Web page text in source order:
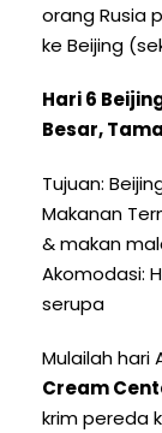
orang Rusia
ke Beijing
Hari 6
Besar,
Tujuan:
Makanan
& makan
Akomodasi:
serupa
Mulailah hari
Cream
krim pereda